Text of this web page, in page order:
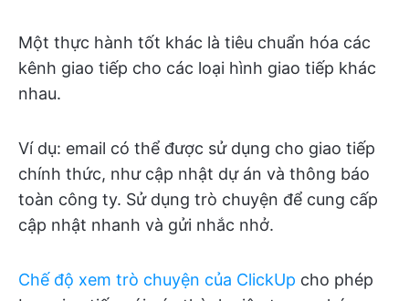
Một thực hành tốt khác là tiêu chuẩn hóa các
kênh giao tiếp cho các loại hình giao tiếp khác
nhau.
Ví dụ: email có thể được sử dụng cho giao tiếp
chính thức, như cập nhật dự án và thông báo
toàn công ty. Sử dụng trò chuyện để cung cấp
cập nhật nhanh và gửi nhắc nhở.
Chế độ xem trò chuyện của ClickUp cho phép